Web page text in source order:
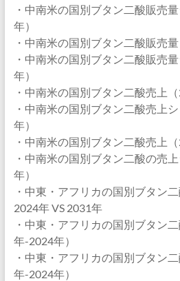
・中南米の国別ブタン二酸販売
年）
・中南米の国別ブタン二酸販売
・中南米の国別ブタン二酸販売
年）
・中南米の国別ブタン二酸売上
・中南米の国別ブタン二酸売上
年）
・中南米の国別ブタン二酸売上
・中南米の国別ブタン二酸の売
年）
・中東・アフリカの国別ブタン
2024年 VS 2031年
・中東・アフリカの国別ブタン
年-2024年）
・中東・アフリカの国別ブタン
年-2024年）